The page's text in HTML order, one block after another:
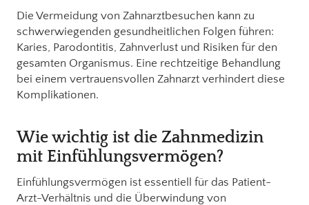
Die Vermeidung von Zahnarztbesuchen kann zu
schwerwiegenden gesundheitlichen Folgen führen:
Karies, Parodontitis, Zahnverlust und Risiken für den
gesamten Organismus. Eine rechtzeitige Behandlung
bei einem vertrauensvollen Zahnarzt verhindert diese
Komplikationen.
Wie wichtig ist die Zahnmedizin
mit Einfühlungsvermögen?
Einfühlungsvermögen ist essentiell für das Patient-
Arzt-Verhältnis und die Überwindung von